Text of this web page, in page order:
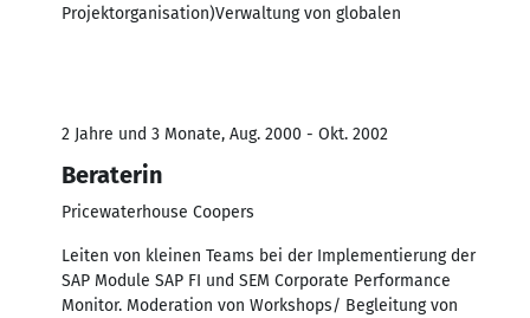
Projektorganisation)Verwaltung von globalen
2 Jahre und 3 Monate, Aug. 2000 - Okt. 2002
Beraterin
Pricewaterhouse Coopers
Leiten von kleinen Teams bei der Implementierung der
SAP Module SAP FI und SEM Corporate Performance
Monitor. Moderation von Workshops/ Begleitung von